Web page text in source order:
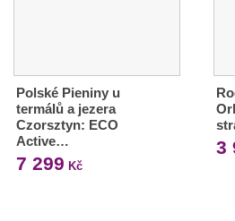
Polské Pieniny u
termálů a jezera
Czorsztyn: ECO
Active…
7 299 Kč
3